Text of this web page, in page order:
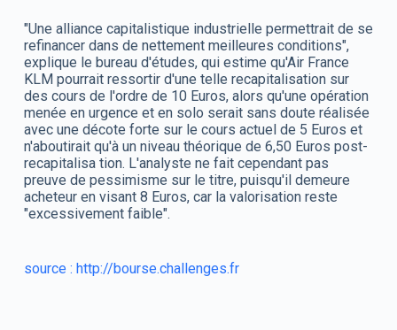
"Une alliance capitalistique industrielle permettrait de se
refinancer dans de nettement meilleures conditions",
explique le bureau d'études, qui estime qu'Air France
KLM pourrait ressortir d'une telle recapitalisation sur
des cours de l'ordre de 10 Euros, alors qu'une opération
menée en urgence et en solo serait sans doute réalisée
avec une décote forte sur le cours actuel de 5 Euros et
n'aboutirait qu'à un niveau théorique de 6,50 Euros post-
recapitalisa tion. L'analyste ne fait cependant pas
preuve de pessimisme sur le titre, puisqu'il demeure
acheteur en visant 8 Euros, car la valorisation reste
"excessivement faible".
source : http://bourse.challenges.fr